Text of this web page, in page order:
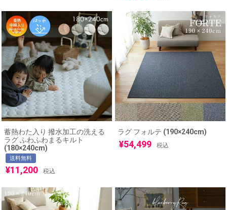
蓄熱わた入り 撥水加工の洗える
ラグ ふわふわまるキルト
(180×240cm)
送料無料
¥11,200 税込
ラグ フォルテ (190×240cm)
¥54,499 税込